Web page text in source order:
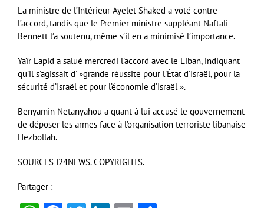
La ministre de l’Intérieur Ayelet Shaked a voté contre
l’accord, tandis que le Premier ministre suppléant Naftali
Bennett l’a soutenu, même s’il en a minimisé l’importance.
Yaïr Lapid a salué mercredi l’accord avec le Liban, indiquant
qu’il s’agissait d' »grande réussite pour l’État d’Israël, pour la
sécurité d’Israël et pour l’économie d’Israël ».
Benyamin Netanyahou a quant à lui accusé le gouvernement
de déposer les armes face à l’organisation terroriste libanaise
Hezbollah.
SOURCES I24NEWS. COPYRIGHTS.
Partager :